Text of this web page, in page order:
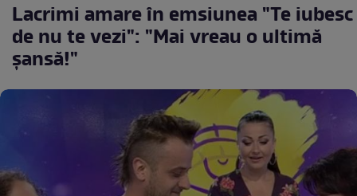
Lacrimi amare în emsiunea "Te iubesc
de nu te vezi": "Mai vreau o ultimă
şansă!"